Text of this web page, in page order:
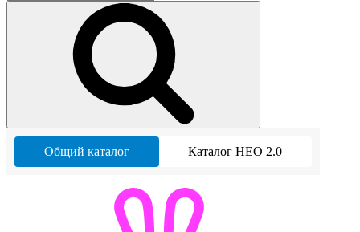
Общий каталог Каталог НЕО 2.0